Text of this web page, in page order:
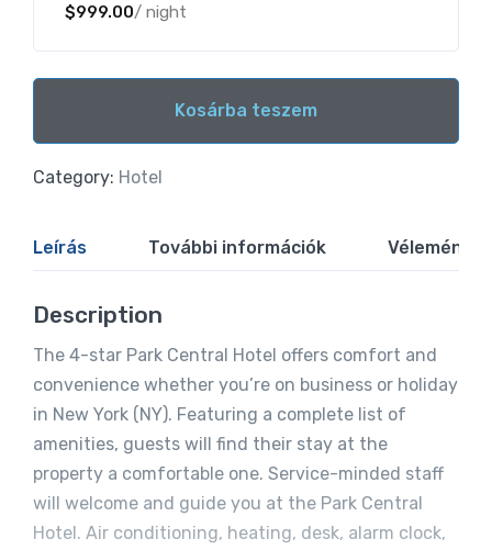
$999.00/ night
Kosárba teszem
Category: Hotel
Leírás További információk
Description
The 4-star Park Central Hotel offers comfort and
convenience whether you’re on business or holiday
in New York (NY). Featuring a complete list of
amenities, guests will find their stay at the
property a comfortable one. Service-minded staff
will welcome and guide you at the Park Central
Hotel. Air conditioning, heating, desk, alarm clock,